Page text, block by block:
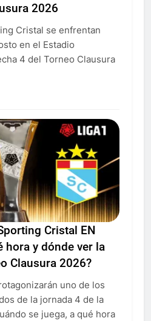
2026
Cristal se enfrentan
en el Estadio
4 del Torneo Clausura
Cristal EN
hora y dónde ver la
Clausura 2026?
uno de los
de la jornada 4 de la
se juega, a qué hora